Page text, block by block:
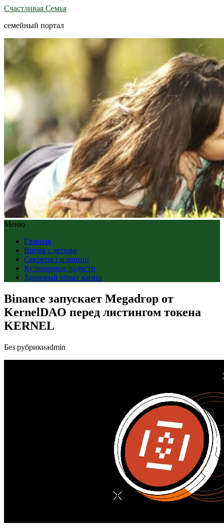
Счастливая Семья
семейный портал
Меню
Главная
Время с детьми
Секреты гармонии
Кулинарные радости
Здоровый образ жизни
Binance запускает Megadrop от
KernelDAO перед листингом токена
KERNEL
Без рубрикиadmin